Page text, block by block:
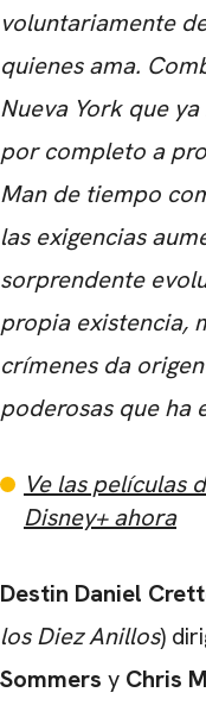
voluntariamente
quienes ama.
Nueva York que
por completo a
Man de tiempo
las exigencias
sorprendente
propia existencia,
crímenes da
poderosas que ha
Ve las películas
Disney+ ahora
Destin Daniel
los Diez Anillos)
Sommers y Chris